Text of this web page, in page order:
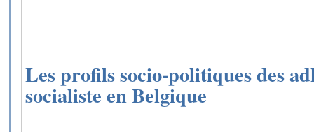
Les profils socio-politiques des
socialiste en Belgique